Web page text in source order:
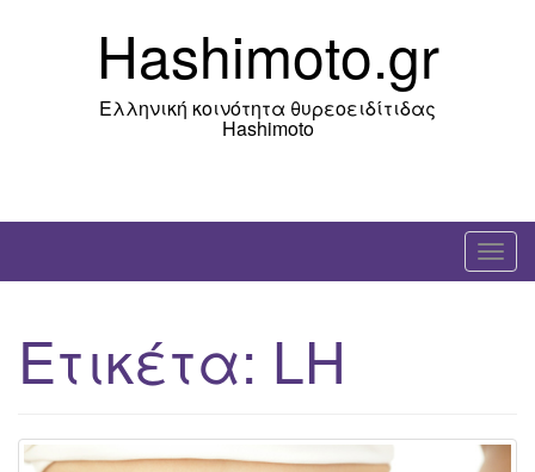
Hashimoto.gr
Ελληνική κοινότητα θυρεοειδίτιδας
Hashimoto
T
o
n
Ετικέτα: LH